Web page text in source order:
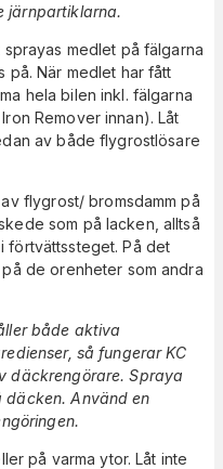
järnpartiklarna.
medlet på fälgarna
på. När medlet har fått
hela bilen inkl. fälgarna
Remover innan). Låt
av både flygrostlösare
flygrost/ bromsdamm på
som på lacken, alltså
förtvättssteget. På det
de orenheter som andra
både aktiva
så fungerar KC
däckrengörare. Spraya
däcken. Använd en
på varma ytor. Låt inte